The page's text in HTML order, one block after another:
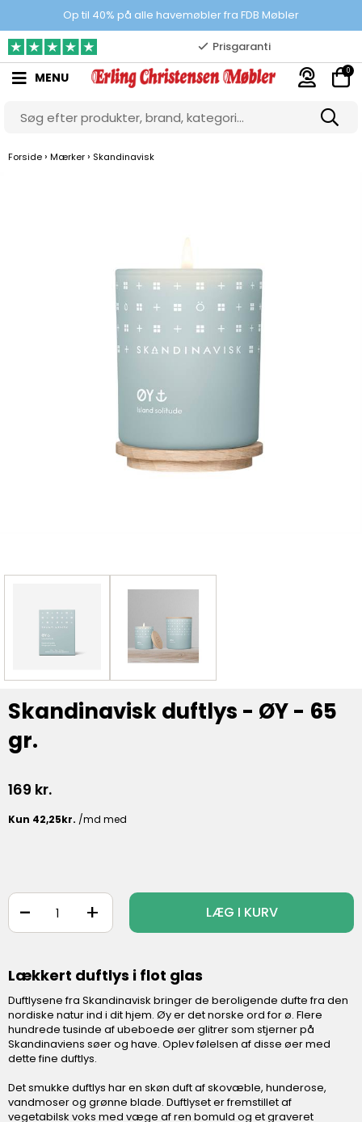
Op til 40% på alle havemøbler fra FDB Møbler
100% danskejet webshop
Prisgaranti
10.000 m2 showroom
Gratis & gode parkeringsforhold
MENU 0
Forside › Mærker › Skandinavisk
Skandinavisk duftlys - ØY - 65
gr.
169 kr.
+
- LÆG I KURV
Lækkert duftlys i flot glas
Duftlysene fra Skandinavisk bringer de beroligende dufte fra den
nordiske natur ind i dit hjem. Øy er det norske ord for ø. Flere
hundrede tusinde af ubeboede øer glitrer som stjerner på
Skandinaviens søer og have. Oplev følelsen af disse øer med
dette fine duftlys.
Det smukke duftlys har en skøn duft af skovæble, hunderose,
vandmoser og grønne blade. Duftlyset er fremstillet af
vegetabilsk voks med væge af ren bomuld og et graveret